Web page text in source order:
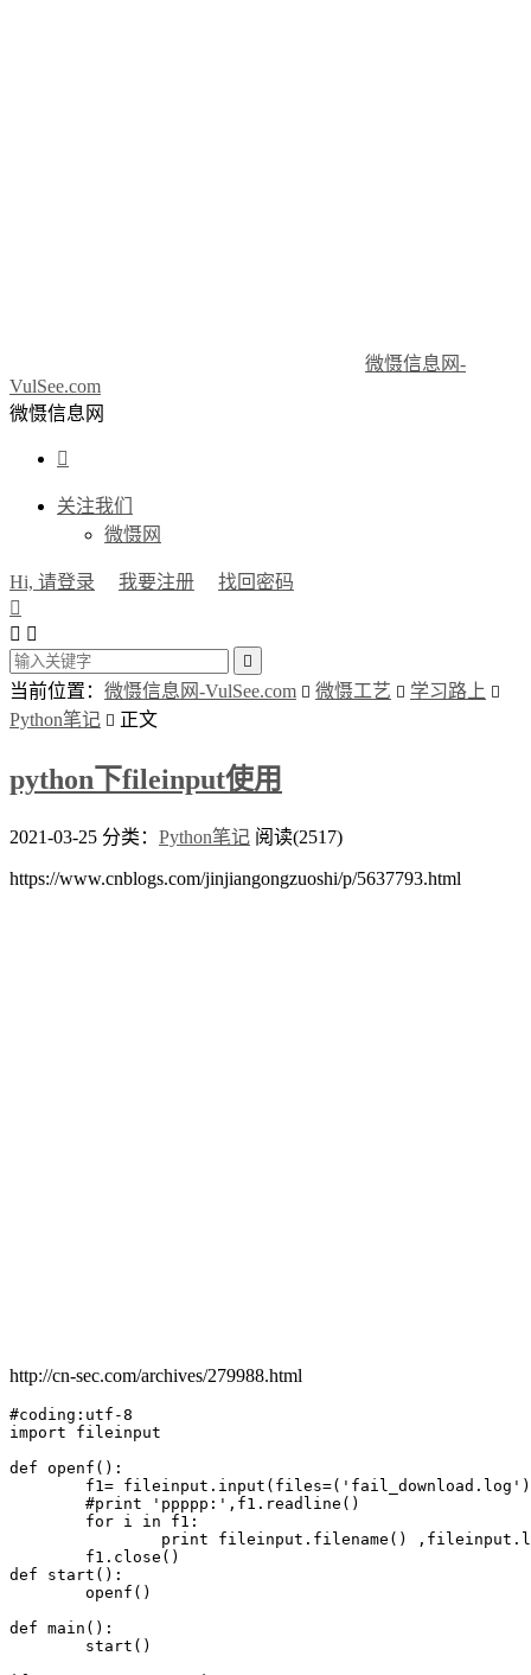
微慑信息网-
VulSee.com
微慑信息网

关注我们
微慑网
Hi, 请登录 我要注册
找回密码

 

当前位置： 微慑信息网-VulSee.com  微慑工艺  学习路上 
Python笔记  正文
python下fileinput使用
2021-03-25 分类： Python笔记 阅读(2517)
https://www.cnblogs.com/jinjiangongzuoshi/p/5637793.html
http://cn-sec.com/archives/279988.html
#coding:utf-8
import fileinput
def openf():
def start():
def main():